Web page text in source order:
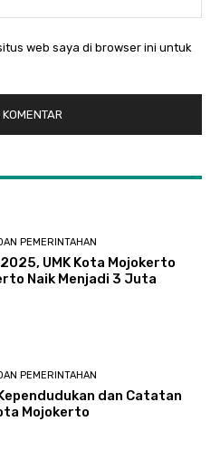
web saya di browser ini untuk
PEMERINTAHAN
UMK Kota Mojokerto
Naik Menjadi 3 Juta
PEMERINTAHAN
dan Catatan
Mojokerto